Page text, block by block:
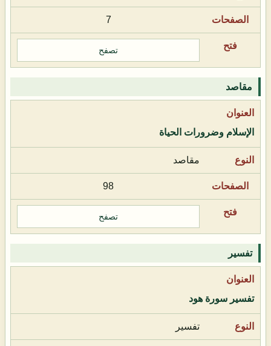
7
تصفح
مقاصد
الإسلام وضرورات الحياة
مقاصد
98
تصفح
تفسير
تفسير سورة هود
تفسير